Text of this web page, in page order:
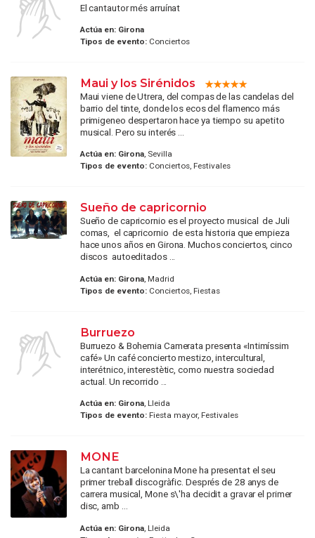
El cantautor més arruínat
Actúa en: Girona
Tipos de evento:Conciertos
Maui y los Sirénidos
Maui viene de Utrera, del compas de las candelas del
barrio del tinte, donde los ecos del flamenco más
primigeneo despertaron hace ya tiempo su apetito
musical. Pero su interés ...
Actúa en: Girona, Sevilla
Tipos de evento:Conciertos, Festivales
Sueño de capricornio
Sueño de capricornio es el proyecto musical de Juli
comas, el capricornio de esta historia que empieza
hace unos años en Girona. Muchos conciertos, cinco
discos autoeditados ...
Actúa en: Girona, Madrid
Tipos de evento:Conciertos, Fiestas
Burruezo
Burruezo & Bohemia Camerata presenta «Intimíssim
café» Un café concierto mestizo, intercultural,
interétnico, interestètic, como nuestra sociedad
actual. Un recorrido ...
Actúa en: Girona, Lleida
Tipos de evento:Fiesta mayor, Festivales
MONE
La cantant barcelonina Mone ha presentat el seu
primer treball discogràfic. Després de 28 anys de
carrera musical, Mone s\'ha decidit a gravar el primer
disc, amb ...
Actúa en: Girona, Lleida